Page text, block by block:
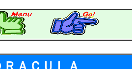
ＡＣＵＬＡ